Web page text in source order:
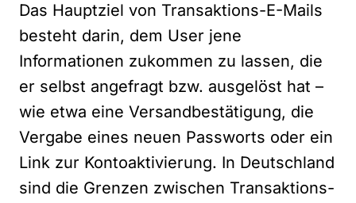
Das Hauptziel von Transaktions-E-Mails
besteht darin, dem User jene
Informationen zukommen zu lassen, die
er selbst angefragt bzw. ausgelöst hat –
wie etwa eine Versandbestätigung, die
Vergabe eines neuen Passworts oder ein
Link zur Kontoaktivierung. In Deutschland
sind die Grenzen zwischen Transaktions-